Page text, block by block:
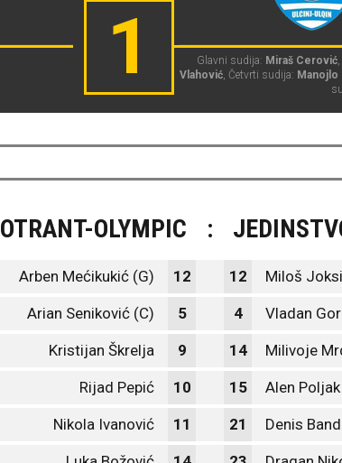
1 Glavni sudija: Miraš Cerović
Vlahović, Četvrti sudija: Manojlo
OTRANT-OLYMPIC :
Arben Mećikukić (G) 12 12 Miloš
Arian Seniković (C) 5 4 Vladan
Kristijan Škrelja 9 14 Milivoje
Rijad Pepić 10 15 Alen Poljak
Nikola Ivanović 11 21 Denis